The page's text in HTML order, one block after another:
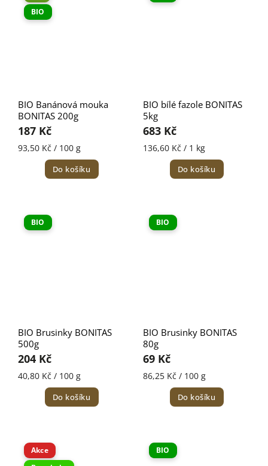
BIO
BIO Banánová mouka
BONITAS 200g
187 Kč
93,50 Kč / 100 g
Do košíku
BIO bílé fazole BONITAS
5kg
683 Kč
136,60 Kč / 1 kg
Do košíku
BIO
BIO Brusinky BONITAS
500g
204 Kč
40,80 Kč / 100 g
Do košíku
BIO
BIO Brusinky BONITAS
80g
69 Kč
86,25 Kč / 100 g
Do košíku
Akce
BIO